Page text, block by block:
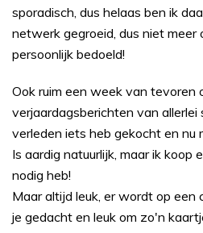
sporadisch, dus helaas ben ik
netwerk gegroeid, dus niet meer
persoonlijk bedoeld!
Ook ruim een week van tevoren
verjaardagsberichten van allerlei
verleden iets heb gekocht en nu
Is aardig natuurlijk, maar ik koop
nodig heb!
Maar altijd leuk, er wordt op een
je gedacht en leuk om zo'n